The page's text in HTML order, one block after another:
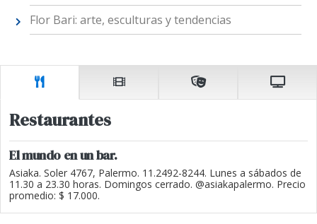
Flor Bari: arte, esculturas y tendencias
Restaurantes
El mundo en un bar.
Asiaka. Soler 4767, Palermo. 11.2492-8244. Lunes a sábados de
11.30 a 23.30 horas. Domingos cerrado. @asiakapalermo. Precio
promedio: $ 17.000.